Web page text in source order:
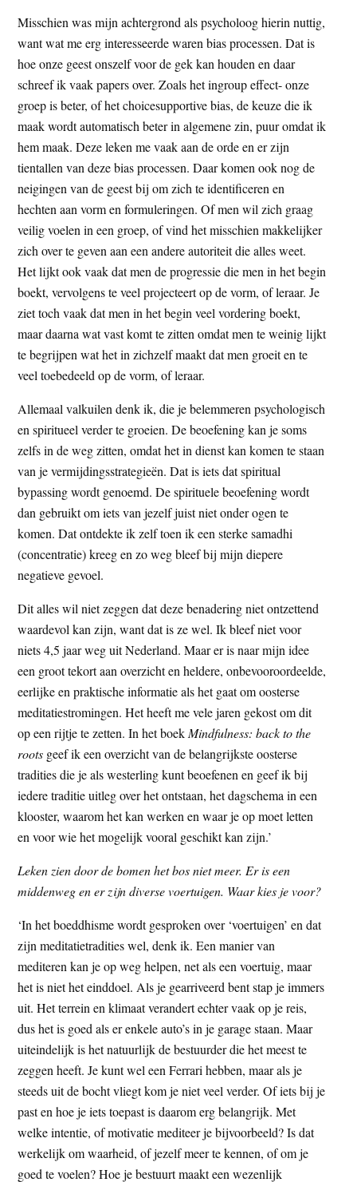
Misschien was mijn achtergrond als psycholoog hierin nuttig,
want wat me erg interesseerde waren bias processen. Dat is
hoe onze geest onszelf voor de gek kan houden en daar
schreef ik vaak papers over. Zoals het ingroup effect- onze
groep is beter, of het choicesupportive bias, de keuze die ik
maak wordt automatisch beter in algemene zin, puur omdat ik
hem maak. Deze leken me vaak aan de orde en er zijn
tientallen van deze bias processen. Daar komen ook nog de
neigingen van de geest bij om zich te identificeren en
hechten aan vorm en formuleringen. Of men wil zich graag
veilig voelen in een groep, of vind het misschien makkelijker
zich over te geven aan een andere autoriteit die alles weet.
Het lijkt ook vaak dat men de progressie die men in het begin
boekt, vervolgens te veel projecteert op de vorm, of leraar. Je
ziet toch vaak dat men in het begin veel vordering boekt,
maar daarna wat vast komt te zitten omdat men te weinig lijkt
te begrijpen wat het in zichzelf maakt dat men groeit en te
veel toebedeeld op de vorm, of leraar.
Allemaal valkuilen denk ik, die je belemmeren psychologisch
en spiritueel verder te groeien. De beoefening kan je soms
zelfs in de weg zitten, omdat het in dienst kan komen te staan
van je vermijdingsstrategieën. Dat is iets dat spiritual
bypassing wordt genoemd. De spirituele beoefening wordt
dan gebruikt om iets van jezelf juist niet onder ogen te
komen. Dat ontdekte ik zelf toen ik een sterke samadhi
(concentratie) kreeg en zo weg bleef bij mijn diepere
negatieve gevoel.
Dit alles wil niet zeggen dat deze benadering niet ontzettend
waardevol kan zijn, want dat is ze wel. Ik bleef niet voor
niets 4,5 jaar weg uit Nederland. Maar er is naar mijn idee
een groot tekort aan overzicht en heldere, onbevooroordeelde,
eerlijke en praktische informatie als het gaat om oosterse
meditatiestromingen. Het heeft me vele jaren gekost om dit
op een rijtje te zetten. In het boek Mindfulness: back to the
roots geef ik een overzicht van de belangrijkste oosterse
tradities die je als westerling kunt beoefenen en geef ik bij
iedere traditie uitleg over het ontstaan, het dagschema in een
klooster, waarom het kan werken en waar je op moet letten
en voor wie het mogelijk vooral geschikt kan zijn.’
Leken zien door de bomen het bos niet meer. Er is een
middenweg en er zijn diverse voertuigen. Waar kies je voor?
‘In het boeddhisme wordt gesproken over ‘voertuigen’ en dat
zijn meditatietradities wel, denk ik. Een manier van
mediteren kan je op weg helpen, net als een voertuig, maar
het is niet het einddoel. Als je gearriveerd bent stap je immers
uit. Het terrein en klimaat verandert echter vaak op je reis,
dus het is goed als er enkele auto’s in je garage staan. Maar
uiteindelijk is het natuurlijk de bestuurder die het meest te
zeggen heeft. Je kunt wel een Ferrari hebben, maar als je
steeds uit de bocht vliegt kom je niet veel verder. Of iets bij je
past en hoe je iets toepast is daarom erg belangrijk. Met
welke intentie, of motivatie mediteer je bijvoorbeeld? Is dat
werkelijk om waarheid, of jezelf meer te kennen, of om je
goed te voelen? Hoe je bestuurt maakt een wezenlijk